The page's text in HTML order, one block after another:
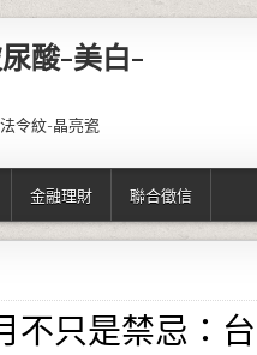
酸-美白-
令紋-晶亮瓷
金融理財 聯合徵信
不只是禁忌：